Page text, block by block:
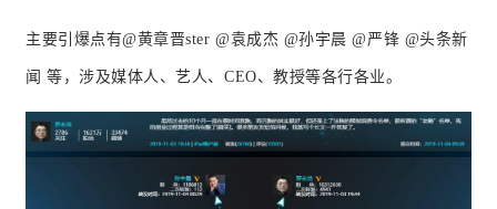
主要引爆点有@黄章晋ster @袁成杰 @孙宇晨 @严锋 @头条新
闻 等，涉及媒体人、艺人、CEO、教授等各行各业。